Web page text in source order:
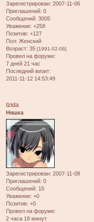
Зарегистрирован: 2007-11-06
Приглашений: 0
Сообщений: 3005
Уважение: +258
Позитив: +127
Пол: Женский
Возраст: 35 [1991-02-06]
Провел на форуме:
7 дней 21 час
Последний визит:
2011-11-12 14:53:49
Izida
Няшка
Зарегистрирован: 2007-11-08
Приглашений: 0
Сообщений: 15
Уважение: +0
Позитив: +0
Провел на форуме:
2 часа 18 минут